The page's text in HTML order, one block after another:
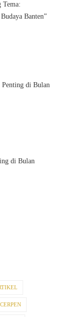
Tema:
Banten”
di Bulan
di Bulan
CERPEN